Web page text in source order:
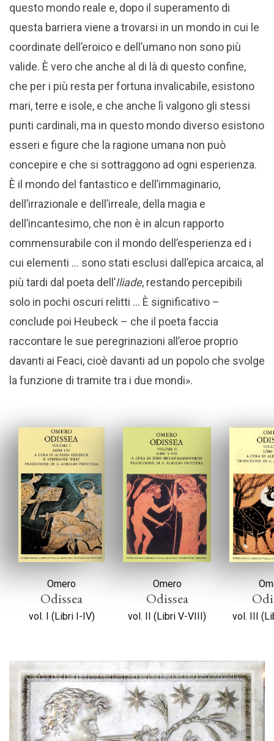
questo mondo reale e, dopo il superamento di
questa barriera viene a trovarsi in un mondo in cui le
coordinate dell’eroico e dell’umano non sono più
valide. È vero che anche al di là di questo confine,
che per i più resta per fortuna invalicabile, esistono
mari, terre e isole, e che anche lì valgono gli stessi
punti cardinali, ma in questo mondo diverso esistono
esseri e figure che la ragione umana non può
concepire e che si sottraggono ad ogni esperienza.
È il mondo del fantastico e dell’immaginario,
dell’irrazionale e dell’irreale, della magia e
dell’incantesimo, che non è in alcun rapporto
commensurabile con il mondo dell’esperienza ed i
cui elementi … sono stati esclusi dall’epica arcaica, al
più tardi dal poeta dell’Iliade, restando percepibili
solo in pochi oscuri relitti … È significativo –
conclude poi Heubeck – che il poeta faccia
raccontare le sue peregrinazioni all’eroe proprio
davanti ai Feaci, cioè davanti ad un popolo che svolge
la funzione di tramite tra i due mondi».
Omero
Odissea
vol. I (Libri I-IV)
Omero
Odissea
vol. II (Libri V-VIII) vol. III